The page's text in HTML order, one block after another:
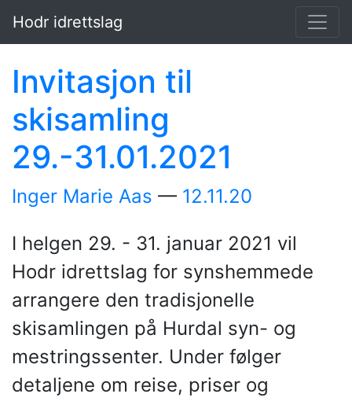
Hopp til hovedinnholdet
Hodr idrettslag
Invitasjon til
skisamling
29.-31.01.2021
Inger Marie Aas 12.11.20
I helgen 29. - 31. januar 2021 vil
Hodr idrettslag for synshemmede
arrangere den tradisjonelle
skisamlingen på Hurdal syn- og
mestringssenter. Under følger
detaljene om reise, priser og